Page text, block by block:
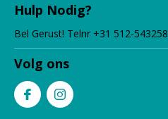
Hulp Nodig?
Bel Gerust! Telnr +31 512-543258
Volg ons